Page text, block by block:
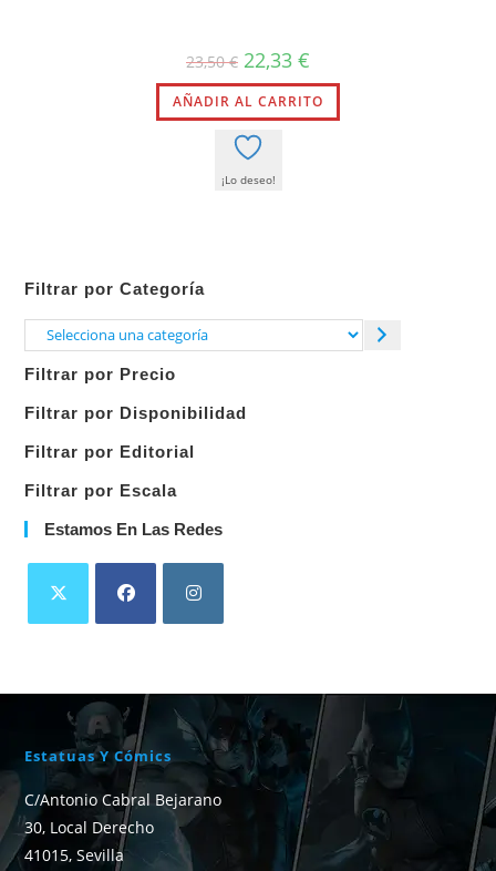
23,50€ El
precio
original
era:
23,50 €.
22,33 €
actual
es:
22,33 €.
AÑADIR AL CARRITO
¡Lo deseo!
Filtrar por Categoría
Selecciona
categoría
Filtrar por Precio
Filtrar por Disponibilidad
Filtrar por Editorial
Filtrar por Escala
Estamos En Las Redes
Estatuas Y Cómics
C/Antonio Cabral Bejarano
30, Local Derecho
41015, Sevilla